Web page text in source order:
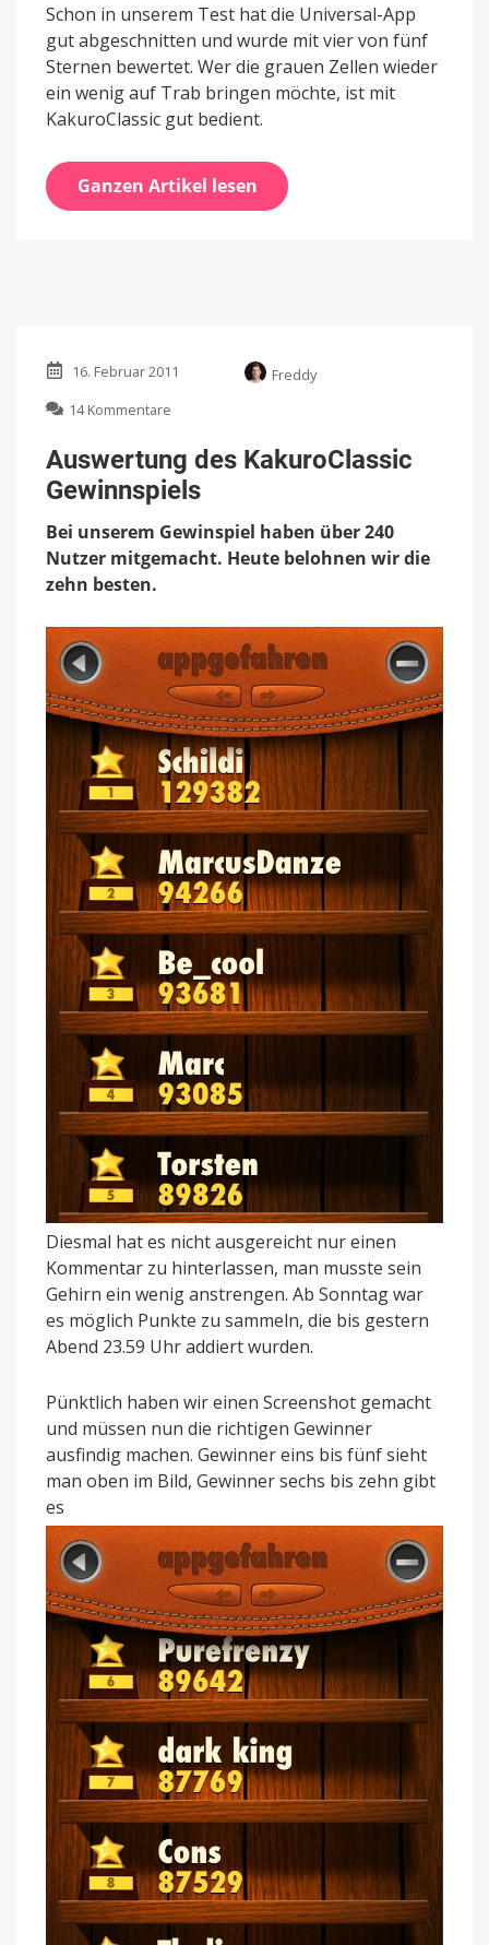
Schon in unserem Test hat die Universal-App
gut abgeschnitten und wurde mit vier von fünf
Sternen bewertet. Wer die grauen Zellen wieder
ein wenig auf Trab bringen möchte, ist mit
KakuroClassic gut bedient.
Ganzen Artikel lesen
16. Februar 2011
Freddy
14 Kommentare
des
KakuroClassic
Gewinnspiels
Auswertung des KakuroClassic
Gewinnspiels
Bei unserem Gewinspiel haben über 240
Nutzer mitgemacht. Heute belohnen wir die
zehn besten.
Diesmal hat es nicht ausgereicht nur einen
Kommentar zu hinterlassen, man musste sein
Gehirn ein wenig anstrengen. Ab Sonntag war
es möglich Punkte zu sammeln, die bis gestern
Abend 23.59 Uhr addiert wurden.
Pünktlich haben wir einen Screenshot gemacht
und müssen nun die richtigen Gewinner
ausfindig machen. Gewinner eins bis fünf sieht
man oben im Bild, Gewinner sechs bis zehn gibt
es